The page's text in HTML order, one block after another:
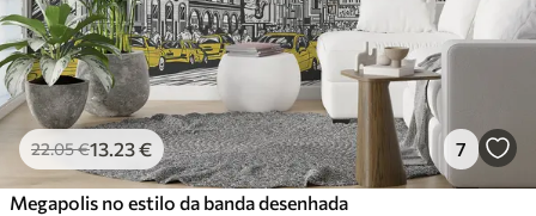
22.05€13 .23€ 7
Megapolis no estilo da banda desenhada